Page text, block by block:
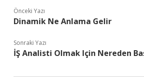
Önceki Yazı
Dinamik Ne Anlama Gelir
Sonraki Yazı
İŞ Analisti Olmak Için Nereden